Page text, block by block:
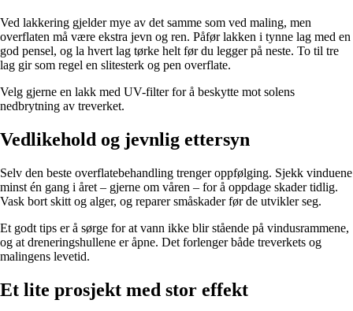
Ved lakkering gjelder mye av det samme som ved maling, men
overflaten må være ekstra jevn og ren. Påfør lakken i tynne lag med en
god pensel, og la hvert lag tørke helt før du legger på neste. To til tre
lag gir som regel en slitesterk og pen overflate.
Velg gjerne en lakk med UV-filter for å beskytte mot solens
nedbrytning av treverket.
Vedlikehold og jevnlig ettersyn
Selv den beste overflatebehandling trenger oppfølging. Sjekk vinduene
minst én gang i året – gjerne om våren – for å oppdage skader tidlig.
Vask bort skitt og alger, og reparer småskader før de utvikler seg.
Et godt tips er å sørge for at vann ikke blir stående på vindusrammene,
og at dreneringshullene er åpne. Det forlenger både treverkets og
malingens levetid.
Et lite prosjekt med stor effekt